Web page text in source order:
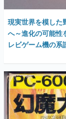
現実世界を模した
へ～進化の可能
レビゲーム機の系